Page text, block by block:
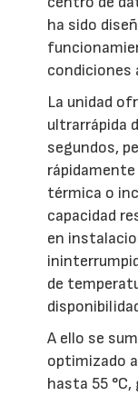
ha sido
condiciones
La unidad
ultrarrápida
segundos,
térmica o
capacidad
en
de
A ello se
optimizado
hasta 55